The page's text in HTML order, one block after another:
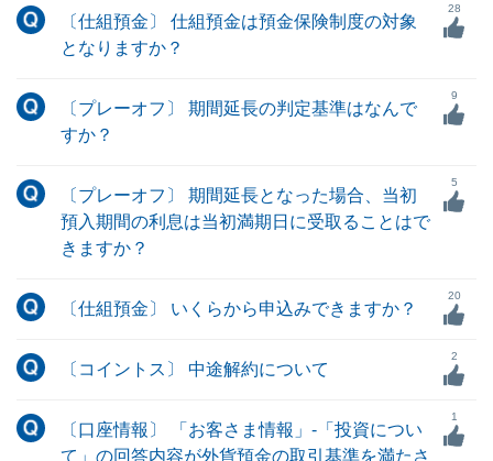
〔仕組預金〕 仕組預金は預金保険制度の対象
となりますか？
28
〔プレーオフ〕 期間延長の判定基準はなんで
すか？
9
〔プレーオフ〕 期間延長となった場合、当初
預入期間の利息は当初満期日に受取ることはで
きますか？
5
〔仕組預金〕 いくらから申込みできますか？
20
〔コイントス〕 中途解約について
2
〔口座情報〕 「お客さま情報」-「投資につい
て」の回答内容が外貨預金の取引基準を満たさ
1